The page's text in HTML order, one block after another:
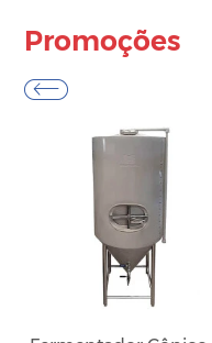
Promoções